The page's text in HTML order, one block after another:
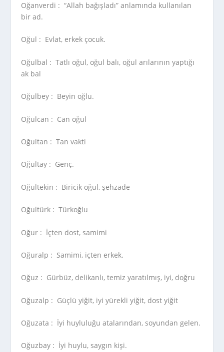
Oğanverdi : “Allah bağışladı” anlamında kullanılan
bir ad.
Oğul : Evlat, erkek çocuk.
Oğulbal : Tatlı oğul, oğul balı, oğul arılarının yaptığı
ak bal
Oğulbey : Beyin oğlu.
Oğulcan : Can oğul
Oğultan : Tan vakti
Oğultay : Genç.
Oğultekin : Biricik oğul, şehzade
Oğultürk : Türkoğlu
Oğur : İçten dost, samimi
Oğuralp : Samimi, içten erkek.
Oğuz : Gürbüz, delikanlı, temiz yaratılmış, iyi, doğru
Oğuzalp : Güçlü yiğit, iyi yürekli yiğit, dost yiğit
Oğuzata : İyi huyluluğu atalarından, soyundan gelen.
Oğuzbay : İyi huylu, saygın kişi.